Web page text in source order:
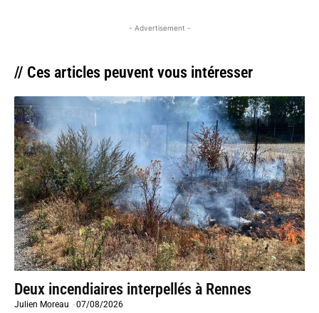
- Advertisement -
// Ces articles peuvent vous intéresser
Deux incendiaires interpellés à Rennes
Julien Moreau -07/08/2026